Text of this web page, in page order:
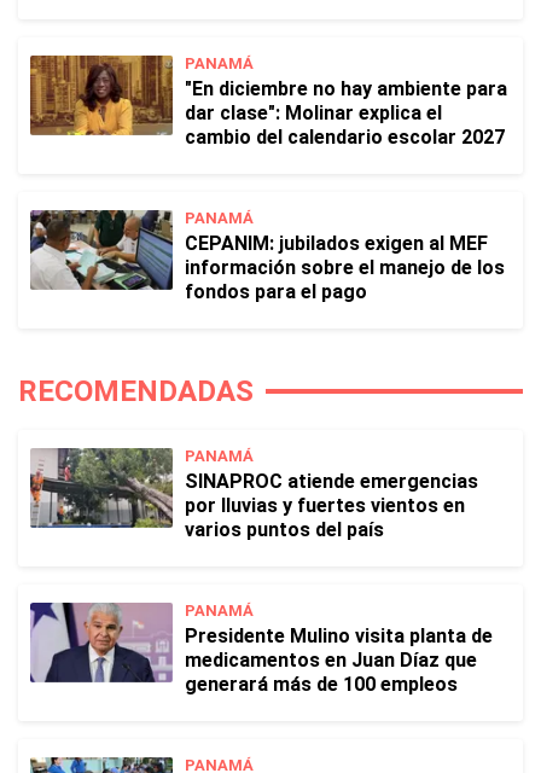
PANAMÁ
"En diciembre no hay ambiente para
dar clase": Molinar explica el
cambio del calendario escolar 2027
PANAMÁ
CEPANIM: jubilados exigen al MEF
información sobre el manejo de los
fondos para el pago
RECOMENDADAS
PANAMÁ
SINAPROC atiende emergencias
por lluvias y fuertes vientos en
varios puntos del país
PANAMÁ
Presidente Mulino visita planta de
medicamentos en Juan Díaz que
generará más de 100 empleos
PANAMÁ